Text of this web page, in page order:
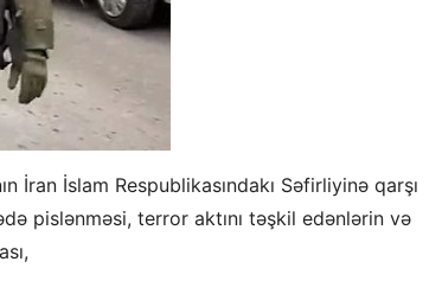
İran İslam Respublikasındakı Səfirliyinə qarşı
pislənməsi, terror aktını təşkil edənlərin və